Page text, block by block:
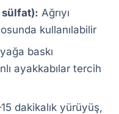
sülfat): Ağrıyı
kullanılabilir
baskı
ayakkabılar tercih
dakikalık yürüyüş,